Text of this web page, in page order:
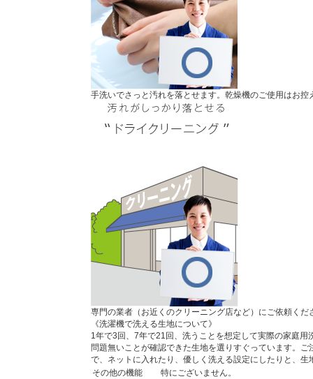
手洗いでさっと汚れを落とせます。乾燥機のご使用はお
専門の業者（お近くのクリーニング店など）にご依頼く
《洗濯機で洗える生地について》
1年で3回、7年で21回、洗うことを想定して実際の家庭
問題無いことが確認できた生地を選りすぐっています。
で、ネットに入れたり、優しく洗える設定にしたりと、
その他の機能
特にございません。